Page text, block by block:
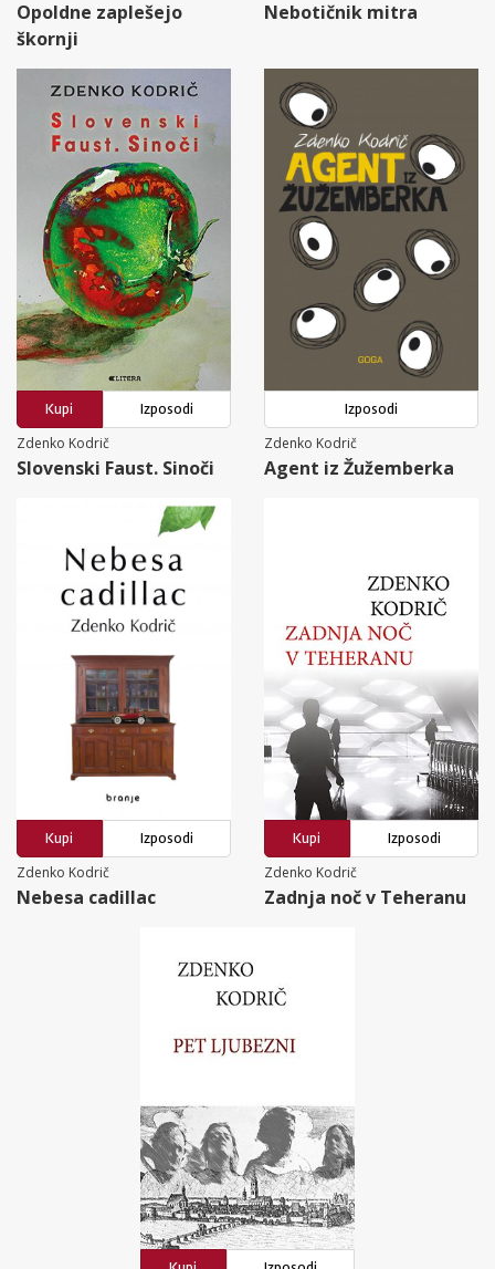
Opoldne zaplešejo
škornji
Nebotičnik mitra
Kupi
Izposodi
Zdenko Kodrič
Slovenski Faust. Sinoči
Izposodi
Zdenko Kodrič
Agent iz Žužemberka
Kupi
Izposodi
Zdenko Kodrič
Nebesa cadillac
Kupi
Izposodi
Zdenko Kodrič
Zadnja noč v Teheranu